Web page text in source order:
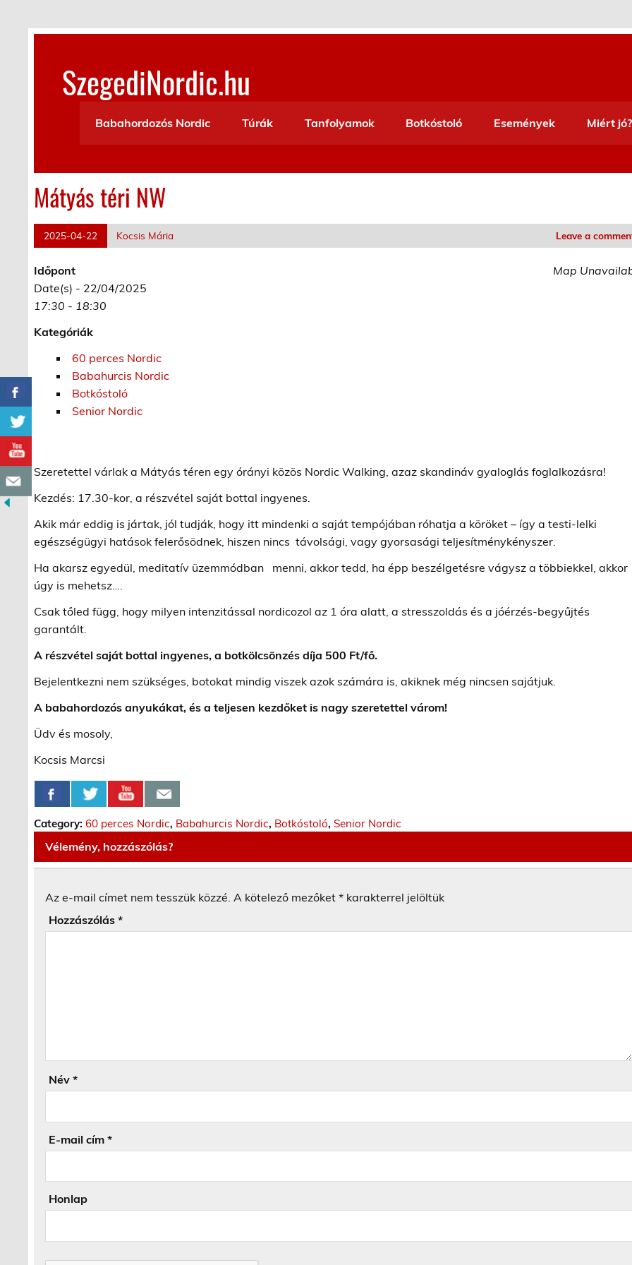
content
SzegediNordic.hu
Babahordozós Nordic
Túrák Tanfolyamok Botkóstoló Események Miért jó?
Mátyás téri NW
2025-04-22 Kocsis Mária Leave a
Map
Időpont
Date(s) - 22/04/2025
17:30 - 18:30
Kategóriák
60 perces Nordic
Babahurcis Nordic
Botkóstoló
Senior Nordic
Szeretettel várlak a Mátyás téren egy órányi közös Nordic Walking, azaz skandináv gyaloglás foglalkozásra!
Kezdés: 17.30-kor, a részvétel saját bottal ingyenes.
Akik már eddig is jártak, jól tudják, hogy itt mindenki a saját tempójában róhatja a köröket – így a testi-lelki
egészségügyi hatások felerősödnek, hiszen nincs távolsági, vagy gyorsasági teljesítménykényszer.
Ha akarsz egyedül, meditatív üzemmódban menni, akkor tedd, ha épp beszélgetésre vágysz a többiekkel, akkor
úgy is mehetsz….
Csak tőled függ, hogy milyen intenzitással nordicozol az 1 óra alatt, a stresszoldás és a jóérzés-begyűjtés
garantált.
A részvétel saját bottal ingyenes, a botkölcsönzés díja 500 Ft/fő.
Bejelentkezni nem szükséges, botokat mindig viszek azok számára is, akiknek még nincsen sajátjuk.
A babahordozós anyukákat, és a teljesen kezdőket is nagy szeretettel várom!
Üdv és mosoly,
Kocsis Marcsi
Category:60 perces Nordic, Babahurcis Nordic, Botkóstoló,Senior Nordic
Vélemény, hozzászólás?
Az e-mail címet nem tesszük közzé. A kötelező mezőket* karakterrel jelöltük
Hozzászólás*
Név*
E-mail cím*
Honlap